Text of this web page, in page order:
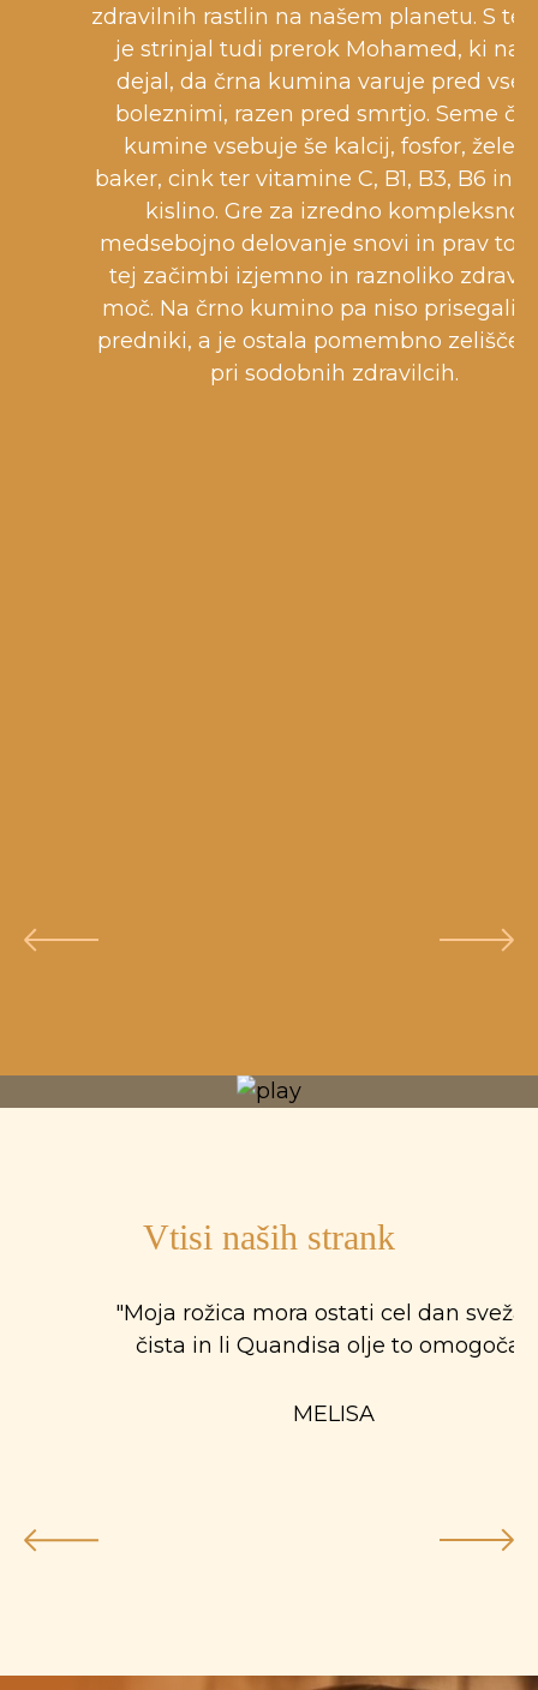
zdravilnih rastlin na našem planetu. S
je strinjal tudi prerok Mohamed, ki naj
dejal, da črna kumina varuje pred
boleznimi, razen pred smrtjo. Seme
kumine vsebuje še kalcij, fosfor,
baker, cink ter vitamine C, B1, B3, B6 in
kislino. Gre za izredno kompleksno
medsebojno delovanje snovi in prav to
tej začimbi izjemno in raznoliko
moč. Na črno kumino pa niso prisegali
predniki, a je ostala pomembno zelišče
pri sodobnih zdravilcih.
Vtisi naših strank
"Moja rožica mora ostati cel dan sveža
čista in li Quandisa olje to omogoča."
MELISA